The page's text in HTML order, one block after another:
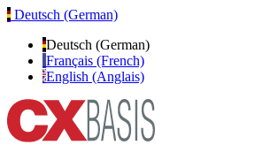
Deutsch (German)
Deutsch (German)
Français (French)
English (Anglais)